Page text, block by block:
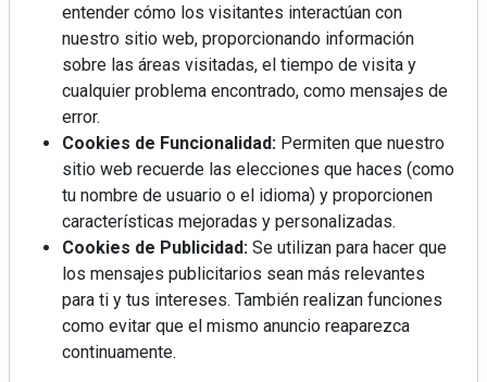
MHK Ibérica potencia el crecimiento
de sus asociados con la
marca musterhaus küchen
hasta los 9.664 millones de euros
Diseño, orden y sostenibilidad marcan
la evolución del fregadero
¿Por qué la cocina ha destronado al
salón como el espacio favorito de la
entender cómo los visitantes interactúan con
nuestro sitio web, proporcionando información
sobre las áreas visitadas, el tiempo de visita y
cualquier problema encontrado, como mensajes de
error.
Cookies de Funcionalidad: Permiten que nuestro
sitio web recuerde las elecciones que haces (como
tu nombre de usuario o el idioma) y proporcionen
características mejoradas y personalizadas.
Cookies de Publicidad: Se utilizan para hacer que
los mensajes publicitarios sean más relevantes
para ti y tus intereses. También realizan funciones
como evitar que el mismo anuncio reaparezca
continuamente.